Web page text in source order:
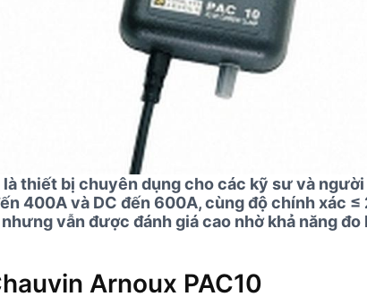
là thiết bị chuyên dụng cho các kỹ sư và
400A và DC đến 600A, cùng độ chính xác
vẫn được đánh giá cao nhờ khả năng
Arnoux PAC10